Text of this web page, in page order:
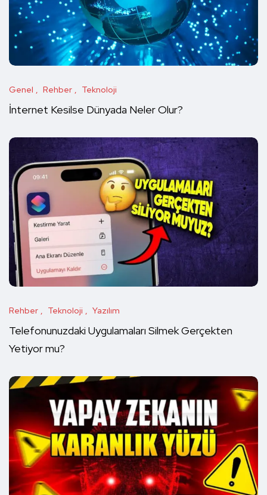
Genel Rehber Teknoloji
İnternet Kesilse Dünyada Neler Olur?
Rehber Teknoloji Yazılım
Telefonunuzdaki Uygulamaları Silmek Gerçekten
Yetiyor mu?